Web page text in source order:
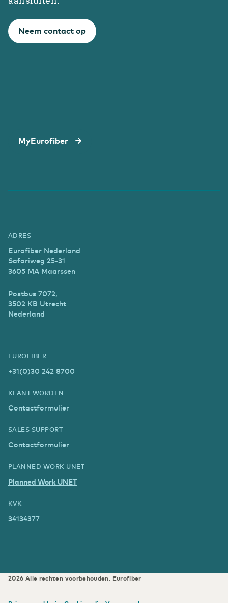
Neem contact op
MyEurofiber
ADRES
Eurofiber Nederland
Safariweg 25-31
3605 MA Maarssen
Postbus 7072,
3502 KB Utrecht
Nederland
EUROFIBER
+31(0)30 242 8700
KLANT WORDEN
Contactformulier
SALES SUPPORT
Contactformulier
PLANNED WORK UNET
Planned Work UNET
KVK
34134377
2026 Alle rechten voorbehouden. Eurofiber